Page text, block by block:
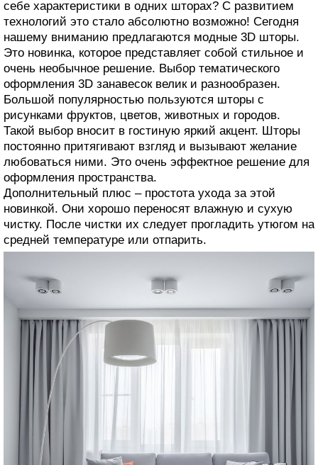
себе характеристики в одних шторах? С развитием
технологий это стало абсолютно возможно! Сегодня
нашему вниманию предлагаются модные 3D шторы.
Это новинка, которое представляет собой стильное и
очень необычное решение. Выбор тематического
оформления 3D занавесок велик и разнообразен.
Большой популярностью пользуются шторы с
рисунками фруктов, цветов, животных и городов.
Такой выбор вносит в гостиную яркий акцент. Шторы
постоянно притягивают взгляд и вызывают желание
любоваться ними. Это очень эффектное решение для
оформления пространства.
Дополнительный плюс – простота ухода за этой
новинкой. Они хорошо переносят влажную и сухую
чистку. После чистки их следует прогладить утюгом на
средней температуре или отпарить.